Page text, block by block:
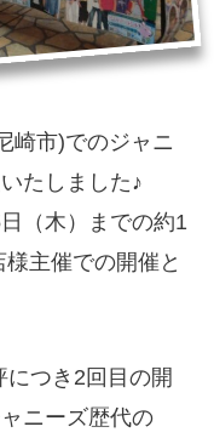
崎市)でのジャニ
たしました♪
（木）までの約1
主催での開催と
つき2回目の開
ニーズ歴代の